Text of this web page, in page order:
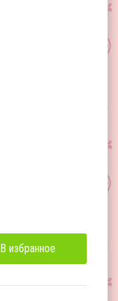
В избранное